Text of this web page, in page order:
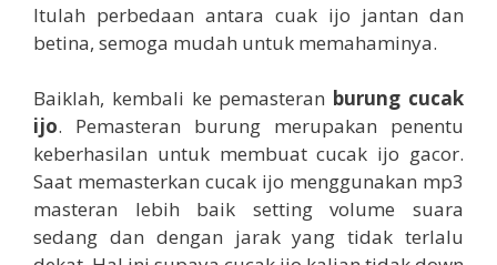
Itulah perbedaan antara cuak ijo jantan dan
betina, semoga mudah untuk memahaminya.
Baiklah, kembali ke pemasteran burung cucak
ijo. Pemasteran burung merupakan penentu
keberhasilan untuk membuat cucak ijo gacor.
Saat memasterkan cucak ijo menggunakan mp3
masteran lebih baik setting volume suara
sedang dan dengan jarak yang tidak terlalu